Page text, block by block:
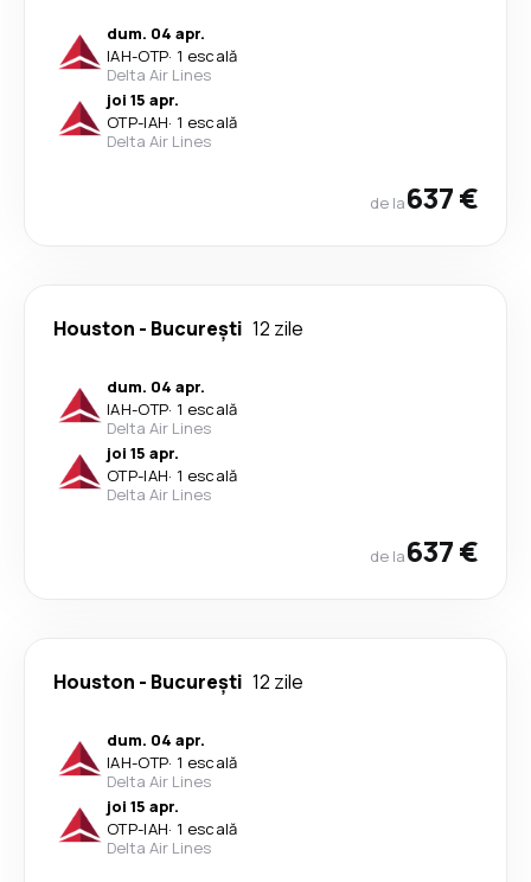
dum. 04 apr.
IAH-OTP· 1 escală
Delta Air Lines
joi 15 apr.
OTP-IAH· 1 escală
Delta Air Lines
de la637 €
Houston - București 12 zile
dum. 04 apr.
IAH-OTP· 1 escală
Delta Air Lines
joi 15 apr.
OTP-IAH· 1 escală
Delta Air Lines
de la637 €
Houston - București 12 zile
dum. 04 apr.
IAH-OTP· 1 escală
Delta Air Lines
joi 15 apr.
OTP-IAH· 1 escală
Delta Air Lines